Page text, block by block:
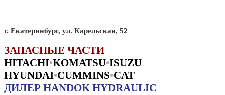
г. Екатеринбург, ул. Карельская, 52
ЗАПАСНЫЕ ЧАСТИ
HITACHI•KOMATSU•ISUZU
HYUNDAI•CUMMINS•CAT
ДИЛЕР HANDOK HYDRAULIC